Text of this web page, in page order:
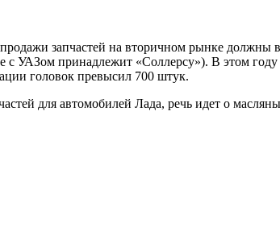
запчастей на вторичном рынке должны
УАЗом принадлежит «Соллерсу»). В этом
головок превысил 700 штук.
для автомобилей Лада, речь идет о